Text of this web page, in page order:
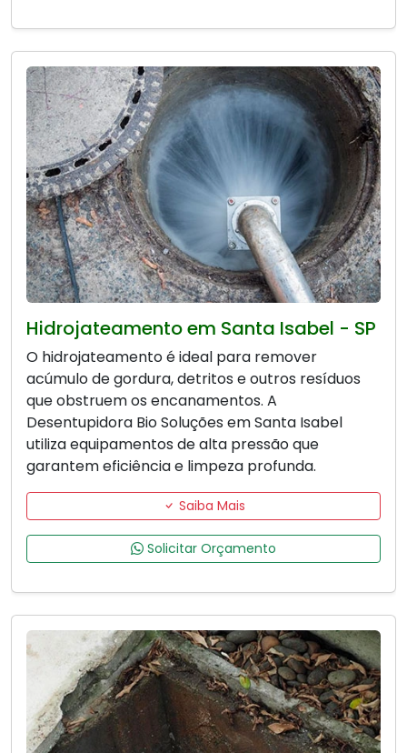
Hidrojateamento em Santa Isabel - SP
O hidrojateamento é ideal para remover
acúmulo de gordura, detritos e outros resíduos
que obstruem os encanamentos. A
Desentupidora Bio Soluções em Santa Isabel
utiliza equipamentos de alta pressão que
garantem eficiência e limpeza profunda.
Saiba Mais
Solicitar Orçamento